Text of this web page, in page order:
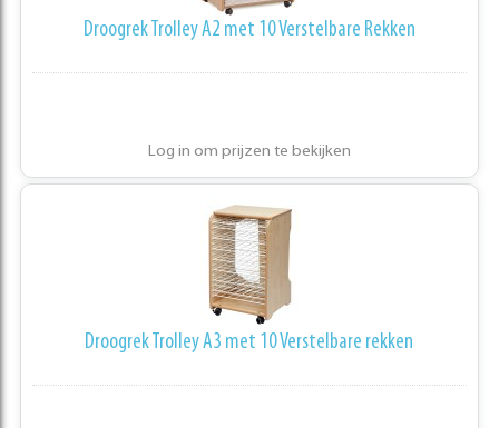
Droogrek Trolley A2 met 10 Verstelbare Rekken
Log in om prijzen te bekijken
Droogrek Trolley A3 met 10 Verstelbare rekken